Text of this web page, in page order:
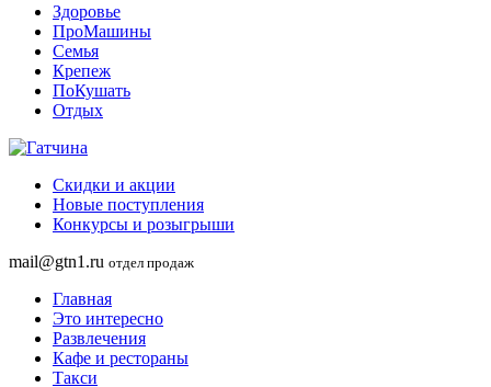
Здоровье
ПроМашины
Семья
Крепеж
ПоКушать
Отдых
Скидки и акции
Новые поступления
Конкурсы и розыгрыши
mail@gtn1.ru отдел продаж
Главная
Это интересно
Развлечения
Кафе и рестораны
Такси